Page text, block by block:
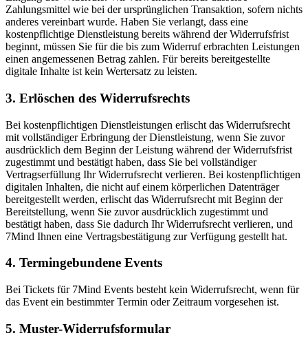
Zahlungsmittel wie bei der ursprünglichen Transaktion, sofern nichts
anderes vereinbart wurde. Haben Sie verlangt, dass eine
kostenpflichtige Dienstleistung bereits während der Widerrufsfrist
beginnt, müssen Sie für die bis zum Widerruf erbrachten Leistungen
einen angemessenen Betrag zahlen. Für bereits bereitgestellte
digitale Inhalte ist kein Wertersatz zu leisten.
3. Erlöschen des Widerrufsrechts
Bei kostenpflichtigen Dienstleistungen erlischt das Widerrufsrecht
mit vollständiger Erbringung der Dienstleistung, wenn Sie zuvor
ausdrücklich dem Beginn der Leistung während der Widerrufsfrist
zugestimmt und bestätigt haben, dass Sie bei vollständiger
Vertragserfüllung Ihr Widerrufsrecht verlieren. Bei kostenpflichtigen
digitalen Inhalten, die nicht auf einem körperlichen Datenträger
bereitgestellt werden, erlischt das Widerrufsrecht mit Beginn der
Bereitstellung, wenn Sie zuvor ausdrücklich zugestimmt und
bestätigt haben, dass Sie dadurch Ihr Widerrufsrecht verlieren, und
7Mind Ihnen eine Vertragsbestätigung zur Verfügung gestellt hat.
4. Termingebundene Events
Bei Tickets für 7Mind Events besteht kein Widerrufsrecht, wenn für
das Event ein bestimmter Termin oder Zeitraum vorgesehen ist.
5. Muster-Widerrufsformular